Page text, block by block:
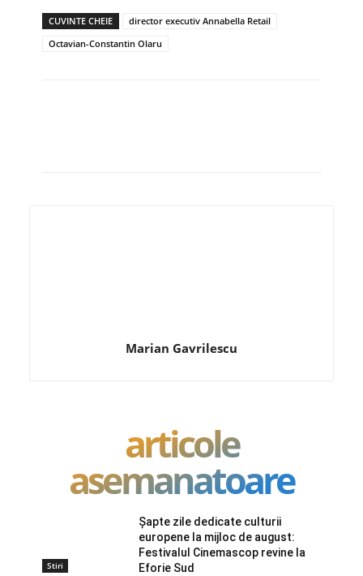
CUVINTE CHEIE
director executiv Annabella Retail
Octavian-Constantin Olaru
Marian Gavrilescu
articole
asemanatoare
Stiri
Șapte zile dedicate culturii
europene la mijloc de august:
Festivalul Cinemascop revine la
Eforie Sud